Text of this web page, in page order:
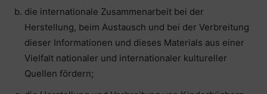
die internationale Zusammenarbeit bei der
Herstellung, beim Austausch und bei der Verbreitung
dieser Informationen und dieses Materials aus einer
Vielfalt nationaler und internationaler kultureller
Quellen fördern;